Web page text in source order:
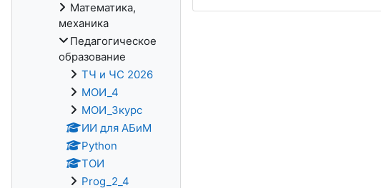
Математика,
механика
Педагогическое
образование
ТЧ и ЧС 2026
МОИ_4
МОИ_3курс
ИИ для АБиМ
Python
ТОИ
Prog_2_4